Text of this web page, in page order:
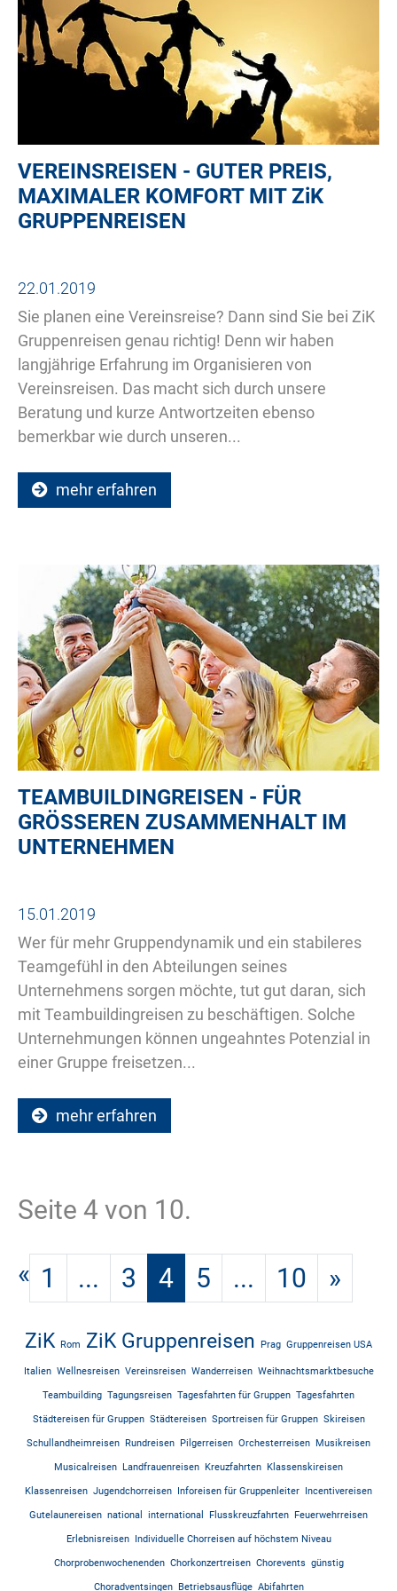
VEREINSREISEN - GUTER PREIS,
MAXIMALER KOMFORT MITZiK
GRUPPENREISEN
22.01.2019
Sie planen eine Vereinsreise? Dann sind Sie bei ZiK
Gruppenreisen genau richtig! Denn wir haben
langjährige Erfahrung im Organisieren von
Vereinsreisen. Das macht sich durch unsere
Beratung und kurze Antwortzeiten ebenso
bemerkbar wie durch unseren...
mehr erfahren
TEAMBUILDINGREISEN - FÜR
GRÖSSEREN ZUSAMMENHALT IM U
NTERNEHMEN
15.01.2019
Wer für mehr Gruppendynamik und ein stabileres
Teamgefühl in den Abteilungen seines
Unternehmens sorgen möchte, tut gut daran, sich
mit Teambuildingreisen zu beschäftigen. Solche
Unternehmungen können ungeahntes Potenzial in
einer Gruppe freisetzen...
mehr erfahren
Seite 4 von 10.
« 1 ... 3 4 5 ... 10 »
ZiK Rom ZiK Gruppenreisen Prag Gruppenreisen USA
Italien Wellnesreisen Vereinsreisen Wanderreisen Weihnachtsmarktbesuche
Teambuilding Tagungsreisen Tagesfahrten für Gruppen Tagesfahrten
Städtereisen für Gruppen Städtereisen Sportreisen für Gruppen Skireisen
Schullandheimreisen Rundreisen Pilgerreisen Orchesterreisen Musikreisen
Musicalreisen Landfrauenreisen Kreuzfahrten Klassenskireisen
Klassenreisen Jugendchorreisen Inforeisen für Gruppenleiter Incentivereisen
Gutelaunereisen national international Flusskreuzfahrten Feuerwehrreisen
Erlebnisreisen Individuelle Chorreisen auf höchstem Niveau
Chorprobenwochenenden Chorkonzertreisen Chorevents günstig
Choradventsingen Betriebsausflüge Abifahrten